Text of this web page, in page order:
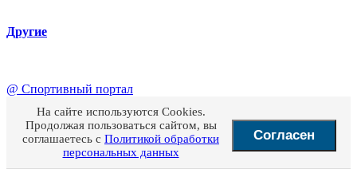
Другие
@ Спортивный портал
На сайте используются Cookies.
Продолжая пользоваться сайтом, вы
соглашаетесь с Политикой обработки
персональных данных
Согласен